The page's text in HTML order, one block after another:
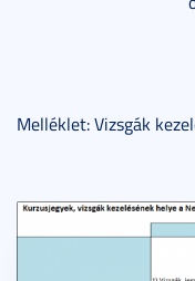
Melléklet: Vizsgák